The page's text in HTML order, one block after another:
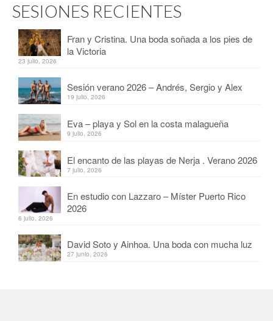
SESIONES RECIENTES
Fran y Cristina. Una boda soñada a los pies de
la Victoria
23 julio, 2026
Sesión verano 2026 – Andrés, Sergio y Alex
19 julio, 2026
Eva – playa y Sol en la costa malagueña
9 julio, 2026
El encanto de las playas de Nerja . Verano 2026
7 julio, 2026
En estudio con Lazzaro – Míster Puerto Rico
2026
6 julio, 2026
David Soto y Ainhoa. Una boda con mucha luz
27 junio, 2026